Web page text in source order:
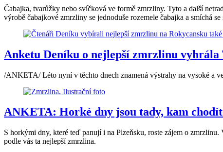
Čabajka, tvarůžky nebo svíčková ve formě zmrzliny. Tyto a další
výrobě čabajkové zmrzliny se jednoduše rozemele čabajka a smíchá
Anketu Deníku o nejlepší zmrzlinu vyhrála
/ANKETA/ Léto nyní v těchto dnech znamená výstrahy na vysoké a
ANKETA: Horké dny jsou tady, kam
S horkými dny, které teď panují i na Plzeňsku, roste zájem o
podle vás ta nejlepší zmrzlina.